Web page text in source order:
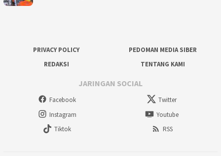
PRIVACY POLICY
PEDOMAN MEDIA SIBER
REDAKSI
TENTANG KAMI
JARINGAN SOCIAL
Facebook
Twitter
Instagram
Youtube
Tiktok
RSS